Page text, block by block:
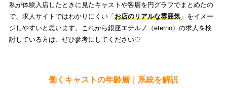
私が体験入店したときに見たキャストや客層を円グラフでまとめたの
で、求人サイトではわかりにくい「 お店のリアルな雰囲気」をイメー
ジしやすいと思います。これから銀座エテルノ（eterno）の求人を検
討している方は、ぜひ参考にしてください♡
働くキャストの年齢層｜系統を解説